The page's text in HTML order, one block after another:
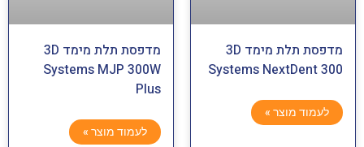
מדפסת תלת מימד 3D
Systems NextDent 300
לעמוד מוצר »
מדפסת תלת מימד 3D
Systems MJP 300W
Plus
לעמוד מוצר »